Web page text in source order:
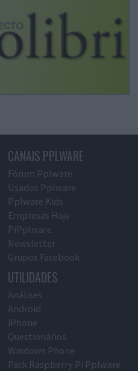
CANAIS PPLWARE
Fórum Pplware
Usados Pplware
Pplware Kids
Empresas Hoje
PiPplware
Newsletter
Grupos Facebook
UTILIDADES
Análises
Android
iPhone
Questionários
Windows Phone
Pack Raspberry Pi Pplware